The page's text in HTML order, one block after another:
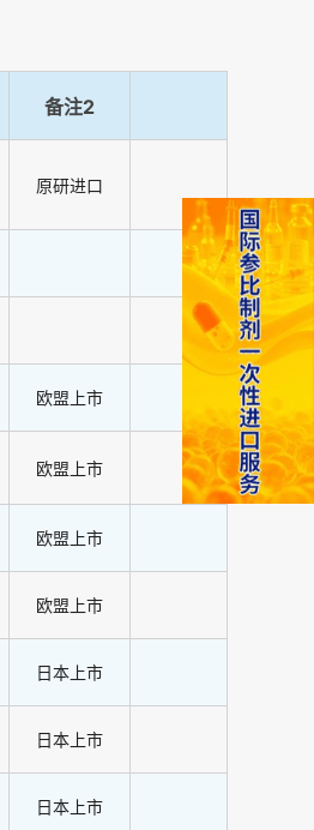
备注2
原研进口
欧盟上市
欧盟上市
欧盟上市
欧盟上市
日本上市
日本上市
日本上市